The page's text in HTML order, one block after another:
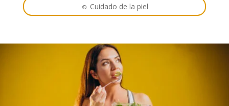
☺️ Cuidado de la piel